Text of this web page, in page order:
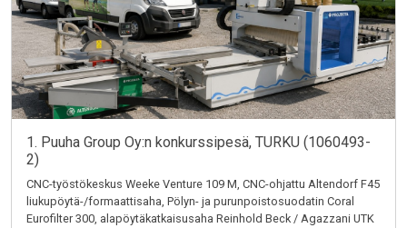
1. Puuha Group Oy:n konkurssipesä, TURKU (1060493-
2)
CNC-työstökeskus Weeke Venture 109 M, CNC-ohjattu Altendorf F45
liukupöytä-/formaattisaha, Pölyn- ja purunpoistosuodatin Coral
Eurofilter 300, alapöytäkatkaisusaha Reinhold Beck / Agazzani UTK